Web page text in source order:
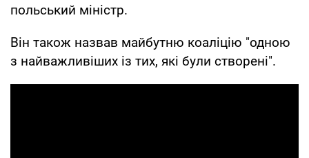
польський міністр.
Він також назвав майбутню коаліцію "одною
з найважливіших із тих, які були створені".